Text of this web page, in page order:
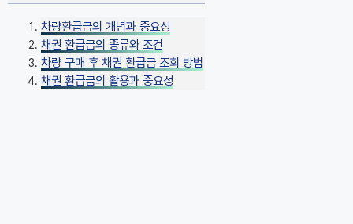
차량환급금의 개념과 중요성
채권 환급금의 종류와 조건
차량 구매 후 채권 환급금 조회 방법
채권 환급금의 활용과 중요성